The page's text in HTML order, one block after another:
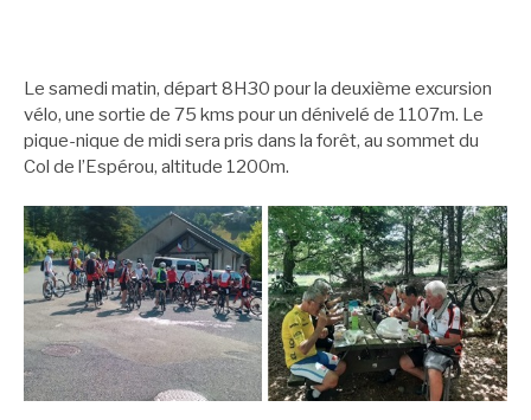
Le samedi matin, départ 8H30 pour la deuxième excursion
vélo, une sortie de 75 kms pour un dénivelé de 1107m. Le
pique-nique de midi sera pris dans la forêt, au sommet du
Col de l’Espérou, altitude 1200m.